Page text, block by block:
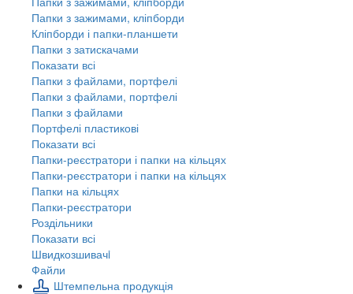
Папки з зажимами, кліпборди
Кліпборди і папки-планшети
Папки з затискачами
Показати всі
Папки з файлами, портфелі
Папки з файлами, портфелі
Папки з файлами
Портфелі пластикові
Показати всі
Папки-реєстратори і папки на кільцях
Папки-реєстратори і папки на кільцях
Папки на кільцях
Папки-реєстратори
Роздільники
Показати всі
Швидкозшивачi
Файли
Штемпельна продукція